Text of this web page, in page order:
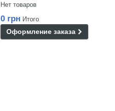
Нет товаров
0 грн Итого
Оформление заказа